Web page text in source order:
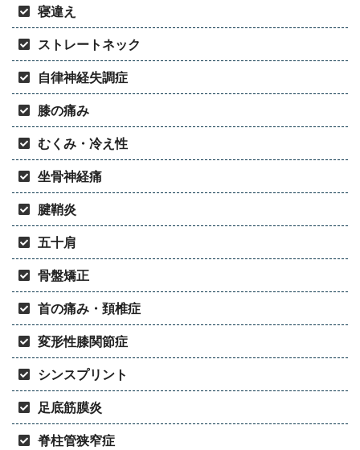
寝違え
ストレートネック
自律神経失調症
膝の痛み
むくみ・冷え性
坐骨神経痛
腱鞘炎
五十肩
骨盤矯正
首の痛み・頚椎症
変形性膝関節症
シンスプリント
足底筋膜炎
脊柱管狭窄症